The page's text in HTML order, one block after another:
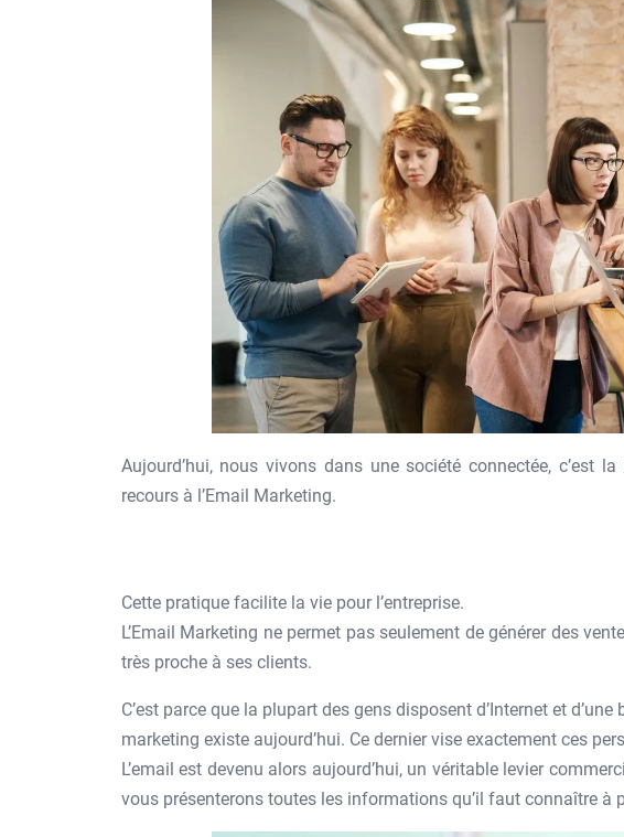
Aujourd’hui, nous vivons dans une société connectée, c’est
recours à l’Email Marketing.
Cette pratique facilite la vie pour l’entreprise.
L’Email Marketing ne permet pas seulement de générer des
très proche à ses clients.
C’est parce que la plupart des gens disposent d’Internet et
marketing existe aujourd’hui. Ce dernier vise exactement ces
L’email est devenu alors aujourd’hui, un véritable levier
vous présenterons toutes les informations qu’il faut connaître à